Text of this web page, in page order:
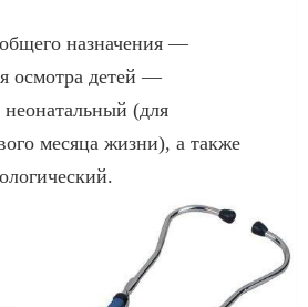
назначения —
осмотра детей —
(для
месяца жизни), а также